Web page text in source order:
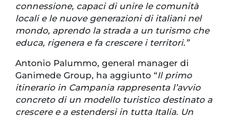
connessione, capaci di unire le comunità
locali e le nuove generazioni di italiani nel
mondo, aprendo la strada a un turismo che
educa, rigenera e fa crescere i territori.”
Antonio Palummo, general manager di
Ganimede Group, ha aggiunto “Il primo
itinerario in Campania rappresenta l’avvio
concreto di un modello turistico destinato a
crescere e a estendersi in tutta Italia. Un